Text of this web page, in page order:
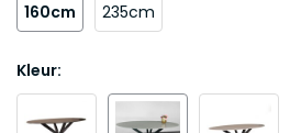
160cm
235cm
Kleur: